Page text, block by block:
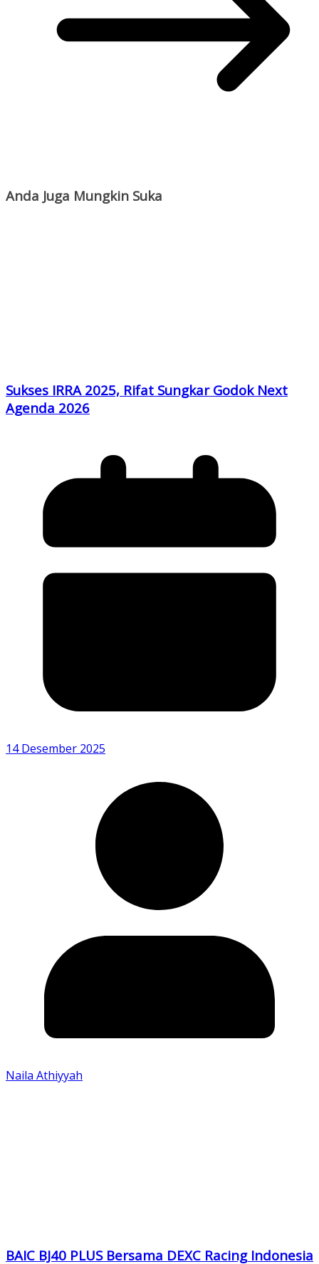
Anda Juga Mungkin Suka
Sukses IRRA 2025, Rifat Sungkar Godok Next
Agenda 2026
14 Desember 2025
Naila Athiyyah
BAIC BJ40 PLUS Bersama DEXC Racing Indonesia